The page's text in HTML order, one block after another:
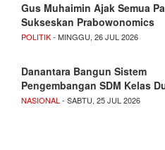
Gus Muhaimin Ajak Semua
Sukseskan Prabowonomics
POLITIK- MINGGU, 26 JUL 2026
Danantara Bangun Sistem
Pengembangan SDM Kelas
NASIONAL - SABTU, 25 JUL 2026